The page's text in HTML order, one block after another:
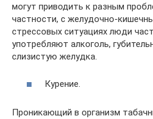
могут приводить к разным
частности, с желудочно-
стрессовых ситуациях люди
употребляют алкоголь,
слизистую желудка.
Курение.
Проникающий в организм